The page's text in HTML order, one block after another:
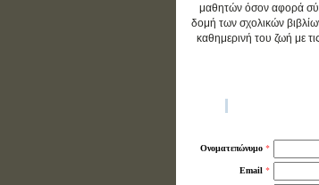
μαθητών όσον αφορά
δομή των σχολικών
καθημερινή του ζωή με
Ονοματεπώνυμο *
Email *